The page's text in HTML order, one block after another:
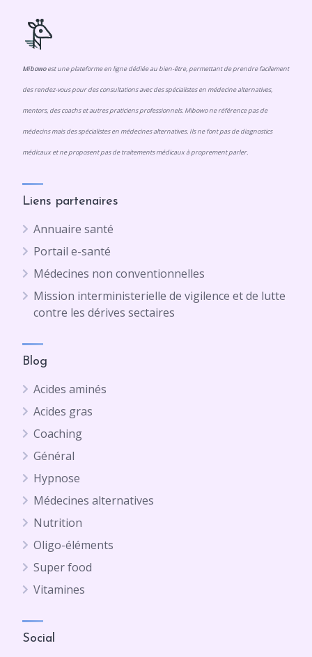
Mibowoest une plateforme en ligne dédiée au bien-être, permettant de prendre facilement
des rendez-vous pour des consultations avec des spécialistes en médecine alternatives,
mentors, des coachs et autres praticiens professionnels. Mibowo ne référence pas de
médecins mais des spécialistes en médecines alternatives. Ils ne font pas de diagnostics
médicaux et ne proposent pas de traitements médicaux à proprement parler.
Liens partenaires
Annuaire santé
Portail e-santé
Médecines non conventionnelles
Mission interministerielle de vigilence et de lutte
contre les dérives sectaires
Blog
Acides aminés
Acides gras
Coaching
Général
Hypnose
Médecines alternatives
Nutrition
Oligo-éléments
Super food
Vitamines
Social